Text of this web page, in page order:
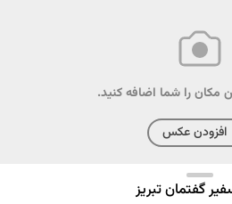
مکان را شما اضافه کنید.
افزودن عکس
گفتمان تبریز